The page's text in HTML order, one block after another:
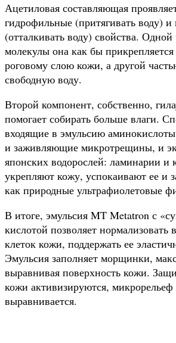
Ацетиловая составляющая
гидрофильные (притягивать воду)
(отталкивать воду) свойства. Одной
молекулы она как бы
роговому слою кожи, а другой
свободную воду.
Второй компонент, собственно,
помогает собирать больше влаги.
входящие в эмульсию
и заживляющие микротрещины, и
японских водорослей: ламинарии
укрепляют кожу, успокаивают ее и
как природные ультрафиолетовые
В итоге, эмульсия MT Metatron с
кислотой позволяет нормализовать
клеток кожи, поддержать ее
Эмульсия заполняет морщинки,
выравнивая поверхность кожи.
кожи активизируются,
выравнивается.